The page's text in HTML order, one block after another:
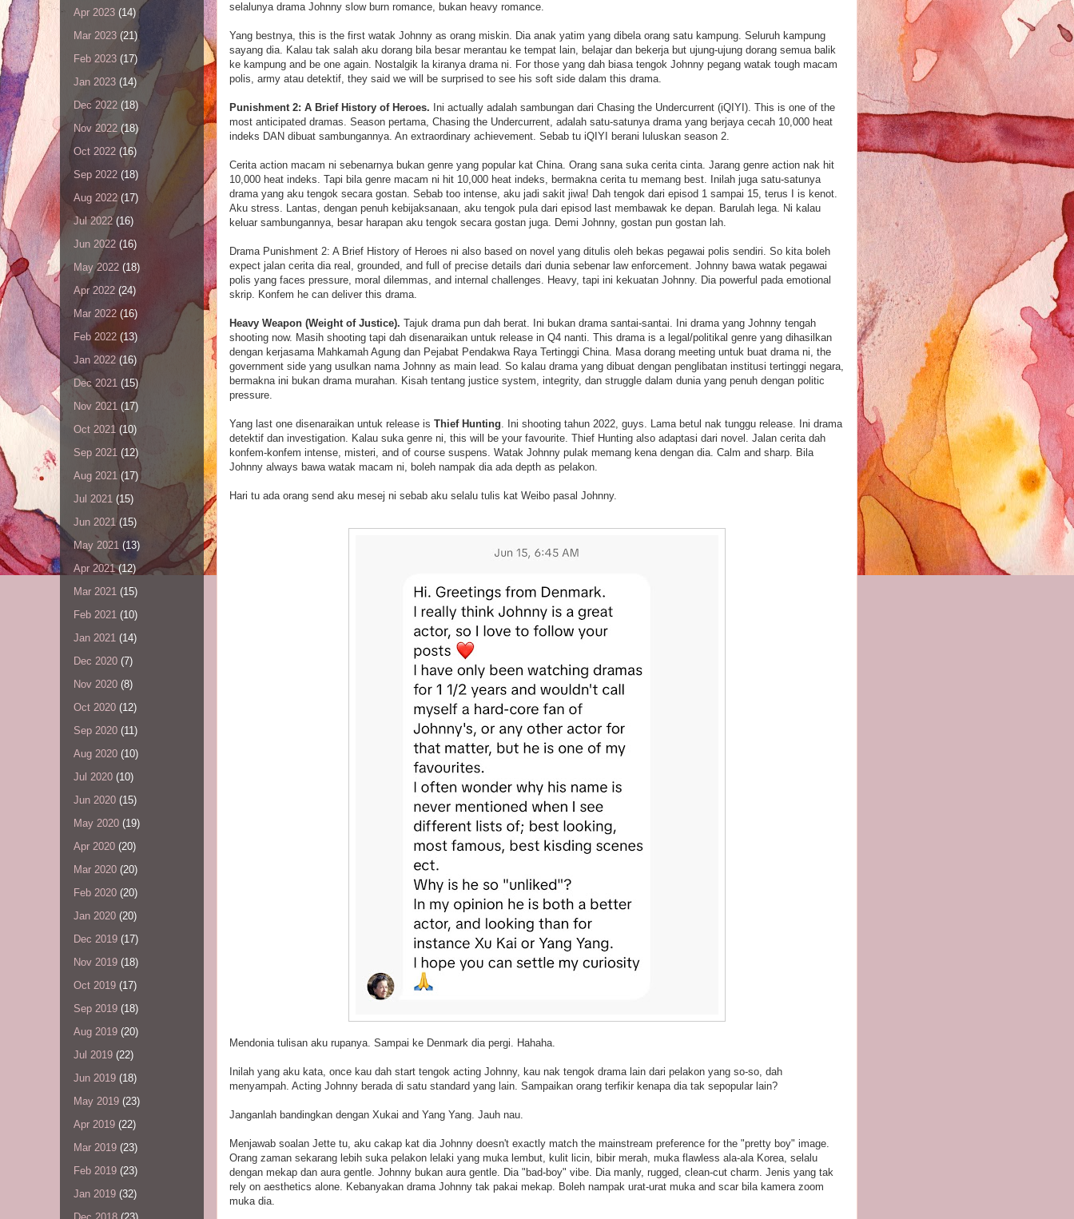
selalunya drama Johnny slow burn romance, bukan heavy romance.
Yang bestnya, this is the first watak Johnny as orang miskin. Dia anak yatim yang dibela orang satu kampung. Seluruh kampung
sayang dia. Kalau tak salah aku dorang bila besar merantau ke tempat lain, belajar dan bekerja but ujung-ujung dorang semua balik
ke kampung and be one again. Nostalgik la kiranya drama ni. For those yang dah biasa tengok Johnny pegang watak tough macam
polis, army atau detektif, they said we will be surprised to see his soft side dalam this drama.
Punishment 2: A Brief History of Heroes. Ini actually adalah sambungan dari Chasing the Undercurrent (iQIYI). This is one of the
most anticipated dramas. Season pertama, Chasing the Undercurrent, adalah satu-satunya drama yang berjaya cecah 10,000 heat
indeks DAN dibuat sambungannya. An extraordinary achievement. Sebab tu iQIYI berani luluskan season 2.
Cerita action macam ni sebenarnya bukan genre yang popular kat China. Orang sana suka cerita cinta. Jarang genre action nak hit
10,000 heat indeks. Tapi bila genre macam ni hit 10,000 heat indeks, bermakna cerita tu memang best. Inilah juga satu-satunya
drama yang aku tengok secara gostan. Sebab too intense, aku jadi sakit jiwa! Dah tengok dari episod 1 sampai 15, terus I is kenot.
Aku stress. Lantas, dengan penuh kebijaksanaan, aku tengok pula dari episod last membawak ke depan. Barulah lega. Ni kalau
keluar sambungannya, besar harapan aku tengok secara gostan juga. Demi Johnny, gostan pun gostan lah.
Drama Punishment 2: A Brief History of Heroes ni also based on novel yang ditulis oleh bekas pegawai polis sendiri. So kita boleh
expect jalan cerita dia real, grounded, and full of precise details dari dunia sebenar law enforcement. Johnny bawa watak pegawai
polis yang faces pressure, moral dilemmas, and internal challenges. Heavy, tapi ini kekuatan Johnny. Dia powerful pada emotional
skrip. Konfem he can deliver this drama.
Heavy Weapon (Weight of Justice). Tajuk drama pun dah berat. Ini bukan drama santai-santai. Ini drama yang Johnny tengah
shooting now. Masih shooting tapi dah disenaraikan untuk release in Q4 nanti. This drama is a legal/politikal genre yang dihasilkan
dengan kerjasama Mahkamah Agung dan Pejabat Pendakwa Raya Tertinggi China. Masa dorang meeting untuk buat drama ni, the
government side yang usulkan nama Johnny as main lead. So kalau drama yang dibuat dengan penglibatan institusi tertinggi negara,
bermakna ini bukan drama murahan. Kisah tentang justice system, integrity, dan struggle dalam dunia yang penuh dengan politic
pressure.
Yang last one disenaraikan untuk release is Thief Hunting. Ini shooting tahun 2022, guys. Lama betul nak tunggu release. Ini drama
detektif dan investigation. Kalau suka genre ni, this will be your favourite. Thief Hunting also adaptasi dari novel. Jalan cerita dah
konfem-konfem intense, misteri, and of course suspens. Watak Johnny pulak memang kena dengan dia. Calm and sharp. Bila
Johnny always bawa watak macam ni, boleh nampak dia ada depth as pelakon.
Hari tu ada orang send aku mesej ni sebab aku selalu tulis kat Weibo pasal Johnny.
Mendonia tulisan aku rupanya. Sampai ke Denmark dia pergi. Hahaha.
Inilah yang aku kata, once kau dah start tengok acting Johnny, kau nak tengok drama lain dari pelakon yang so-so, dah
menyampah. Acting Johnny berada di satu standard yang lain. Sampaikan orang terfikir kenapa dia tak sepopular lain?
Janganlah bandingkan dengan Xukai and Yang Yang. Jauh nau.
Menjawab soalan Jette tu, aku cakap kat dia Johnny doesn't exactly match the mainstream preference for the "pretty boy" image.
Orang zaman sekarang lebih suka pelakon lelaki yang muka lembut, kulit licin, bibir merah, muka flawless ala-ala Korea, selalu
dengan mekap dan aura gentle. Johnny bukan aura gentle. Dia "bad-boy" vibe. Dia manly, rugged, clean-cut charm. Jenis yang tak
rely on aesthetics alone. Kebanyakan drama Johnny tak pakai mekap. Boleh nampak urat-urat muka and scar bila kamera zoom
muka dia.
Apr 2023 (14)
Mar 2023 (21)
Feb 2023 (17)
Jan 2023 (14)
Dec 2022 (18)
Nov 2022 (18)
Oct 2022 (16)
Sep 2022 (18)
Aug 2022 (17)
Jul 2022 (16)
Jun 2022 (16)
May 2022 (18)
Apr 2022 (24)
Mar 2022 (16)
Feb 2022 (13)
Jan 2022 (16)
Dec 2021 (15)
Nov 2021 (17)
Oct 2021 (10)
Sep 2021 (12)
Aug 2021 (17)
Jul 2021 (15)
Jun 2021(15)
May 2021 (13)
Apr 2021(12)
Mar 2021 (15)
Feb 2021 (10)
Jan 2021 (14)
Dec 2020 (7)
Nov 2020 (8)
Oct 2020 (12)
Sep 2020 (11)
Aug 2020 (10)
Jul 2020 (10)
Jun 2020 (15)
May 2020 (19)
Apr 2020 (20)
Mar 2020 (20)
Feb 2020 (20)
Jan 2020 (20)
Dec 2019 (17)
Nov 2019 (18)
Oct 2019 (17)
Sep 2019 (18)
Aug 2019 (20)
Jul 2019 (22)
Jun 2019 (18)
May 2019 (23)
Apr 2019 (22)
Mar 2019 (23)
Feb 2019 (23)
Jan 2019 (32)